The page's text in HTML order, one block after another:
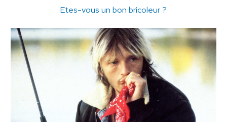
Etes-vous un bon bricoleur ?